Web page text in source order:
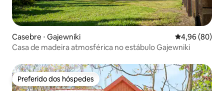
Casebre ⋅ Gajewniki 4,96 de uma
4,96 (80)
Casa de madeira atmosférica no estábulo Gajewniki
Preferido dos hóspedes
Preferido dos hóspedes